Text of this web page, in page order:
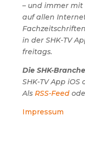
– und immer mit
auf allen
in der SHK-TV
freitags.
Die SHK-
SHK-TV App iOS
Als RSS-Feed
Impressum